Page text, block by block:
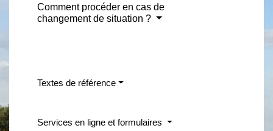
Comment procéder en cas de
changement de situation ?
Textes de référence
Services en ligne et formulaires